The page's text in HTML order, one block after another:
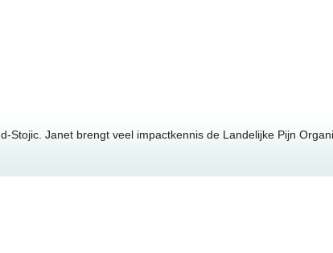
Janet brengt veel impactkennis de Landelijke Pijn